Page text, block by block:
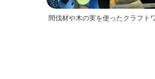
間伐材や木の実を使ったクラフト